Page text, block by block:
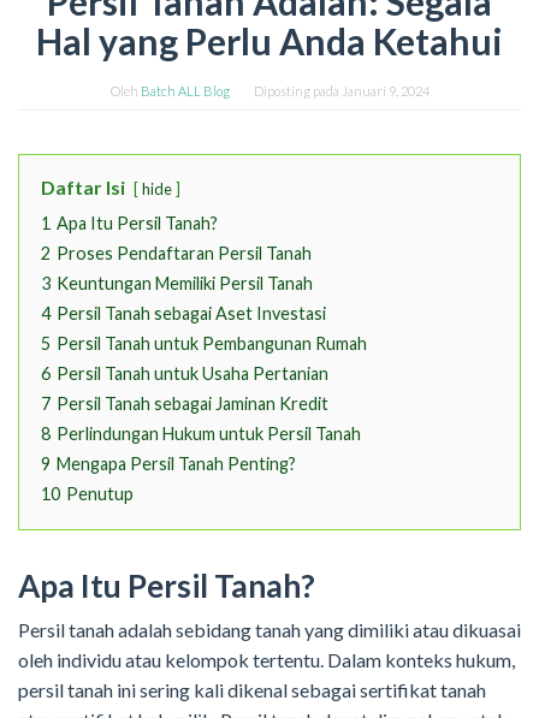
Hal yang Perlu Anda Ketahui
Oleh Batch ALL Blog Diposting pada Januari 9, 2024
Daftar Isi hide
1 Apa Itu Persil Tanah?
2 Proses Pendaftaran Persil Tanah
3 Keuntungan Memiliki Persil Tanah
4 Persil Tanah sebagai Aset Investasi
5 Persil Tanah untuk Pembangunan Rumah
6 Persil Tanah untuk Usaha Pertanian
7 Persil Tanah sebagai Jaminan Kredit
8 Perlindungan Hukum untuk Persil Tanah
9 Mengapa Persil Tanah Penting?
10 Penutup
Apa Itu Persil Tanah?
Persil tanah adalah sebidang tanah yang dimiliki atau dikuasai
oleh individu atau kelompok tertentu. Dalam konteks hukum,
persil tanah ini sering kali dikenal sebagai sertifikat tanah